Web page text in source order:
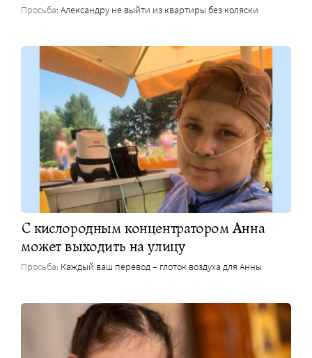
Просьба: Александру не выйти из квартиры без коляски
С кислородным концентратором Анна
может выходить на улицу
Просьба: Каждый ваш перевод – глоток воздуха для Анны